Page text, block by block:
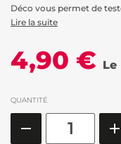
Déco vous permet de
Lire la suite
4,90 € Le
QUANTITÉ